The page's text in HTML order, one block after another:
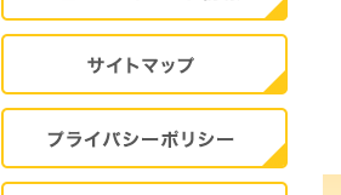
イベント・ニュース
サイトマップ
プライバシー・ポリシー